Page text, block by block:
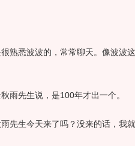
悉波波的，常常聊天。像波波
先生说，是100年才出一个。
生今天来了吗？没来的话，我就